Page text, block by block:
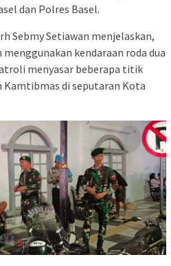
dan Polres Basel.
Sebmy Setiawan menjelaskan,
kendaraan roda dua
menyasar beberapa titik
Kamtibmas di seputaran Kota